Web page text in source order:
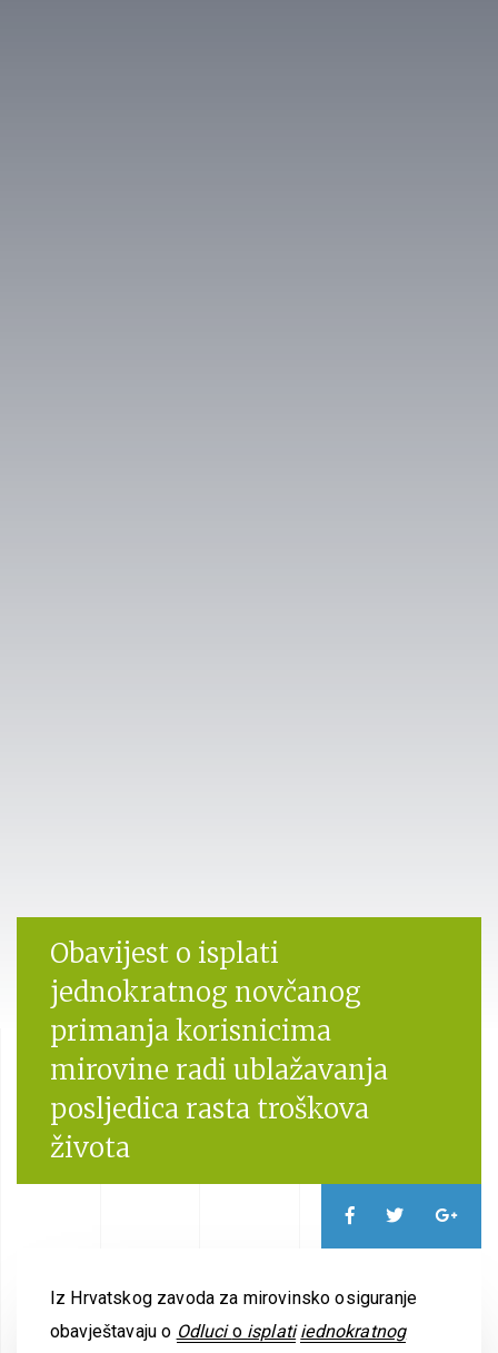
Obavijest o isplati
jednokratnog novčanog
primanja korisnicima
mirovine radi ublažavanja
posljedica rasta troškova
života
Iz Hrvatskog zavoda za mirovinsko osiguranje
obavještavaju o Odlucio isplati iednokratnog